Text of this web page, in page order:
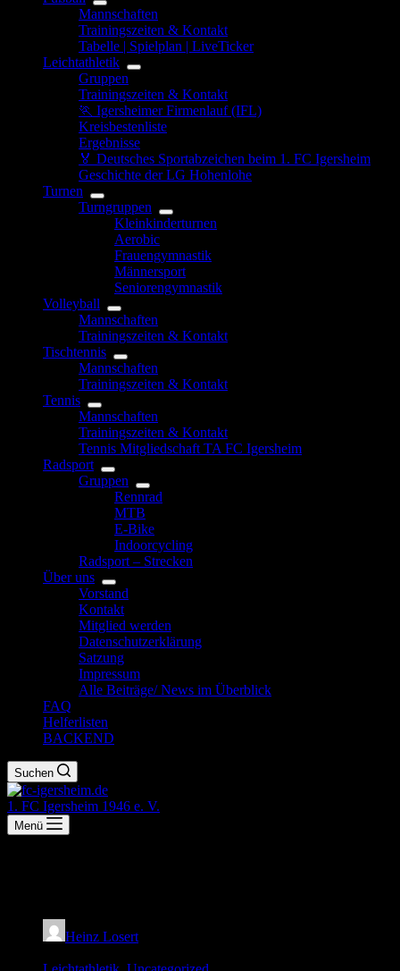
Mannschaften
Trainingszeiten & Kontakt
Tabelle | Spielplan | LiveTicker
Leichtathletik
Gruppen
Trainingszeiten & Kontakt
🏃 Igersheimer Firmenlauf (IFL)
Kreisbestenliste
Ergebnisse
🏅 Deutsches Sportabzeichen beim 1. FC Igersheim
Geschichte der LG Hohenlohe
Turnen
Turngruppen
Kleinkinderturnen
Aerobic
Frauengymnastik
Männersport
Seniorengymnastik
Volleyball
Mannschaften
Trainingszeiten & Kontakt
Tischtennis
Mannschaften
Trainingszeiten & Kontakt
Tennis
Mannschaften
Trainingszeiten & Kontakt
Tennis Mitgliedschaft TA FC Igersheim
Radsport
Gruppen
Rennrad
MTB
E-Bike
Indoorcycling
Radsport – Strecken
Über uns
Vorstand
Kontakt
Mitglied werden
Datenschutzerklärung
Satzung
Impressum
Alle Beiträge/ News im Überblick
FAQ
Helferlisten
BACKEND
Suchen
1. FC Igersheim 1946 e. V.
Menü
Heinz Losert